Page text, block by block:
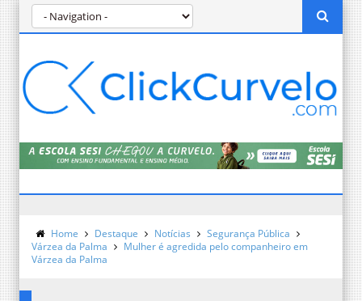
Home Destaque Notícias
Segurança Pública
Várzea da Palma
Mulher é agredida pelo companheiro em
Várzea da Palma